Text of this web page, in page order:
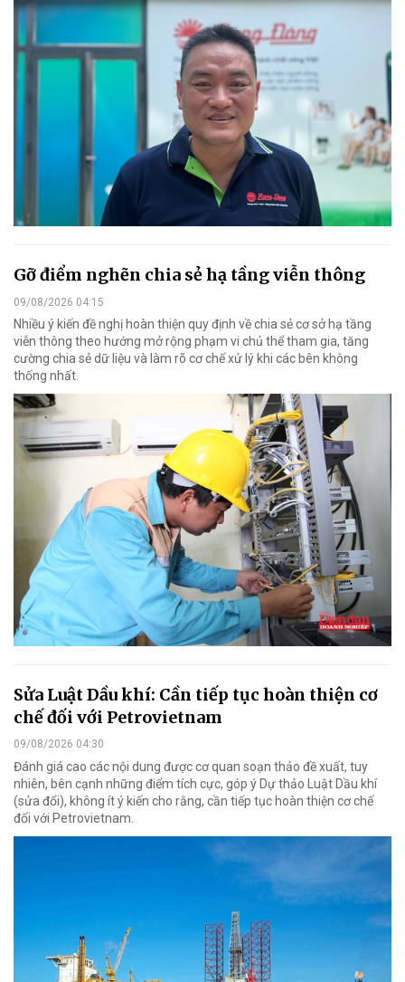
Gỡ điểm nghẽn chia sẻ hạ tầng viễn thông
09/08/2026 04:15
Nhiều ý kiến đề nghị hoàn thiện quy định về chia sẻ cơ sở hạ tầng
viễn thông theo hướng mở rộng phạm vi chủ thể tham gia, tăng
cường chia sẻ dữ liệu và làm rõ cơ chế xử lý khi các bên không
thống nhất.
Sửa Luật Dầu khí: Cần tiếp tục hoàn thiện cơ
chế đối với Petrovietnam
09/08/2026 04:30
Đánh giá cao các nội dung được cơ quan soạn thảo đề xuất, tuy
nhiên, bên cạnh những điểm tích cực, góp ý Dự thảo Luật Dầu khí
(sửa đổi), không ít ý kiến cho rằng, cần tiếp tục hoàn thiện cơ chế
đối với Petrovietnam.